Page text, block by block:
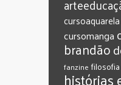
cursoaquarela
cursomanga
brandão
fanzine filosofia
histórias